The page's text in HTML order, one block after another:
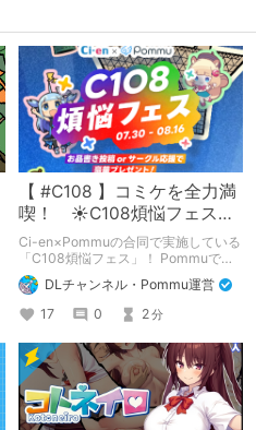
【 #C108 】コミケを全力満
喫！ ☀C108煩悩フェス☀
Pommu版のご案内
Ci-en×Pommuの合同で実施している
「C108煩悩フェス」！ Pommuでの
参加方法について、改めてこちらでも
ご案内いたします！
DLチャンネル・Pommu運営
17
0 2分